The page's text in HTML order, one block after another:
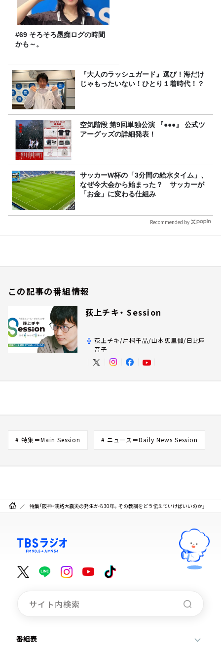
#69 そろそろ愚痴ログの時間
かも～。
『大人のラッシュガード』選び！海だけ
じゃもったいない！ひとり１着時代！？
空気階段 第9回単独公演 『●●●』 公式ツ
アーグッズの詳細発表！
サッカーW杯の「3分間の給水タイム」、
なぜ今大会から始まった？ サッカーが
「お金」に変わる仕組み
Recommended by
この記事の番組情報
荻上チキ・ Session
荻上チキ/片桐千晶/山本恵里伽/日比麻
音子
# 特集＝Main Session # ニュース＝Daily News Session
特集「阪神・淡路大震災の発生から30年。その教訓をどう伝えていけばいいのか」
番組表